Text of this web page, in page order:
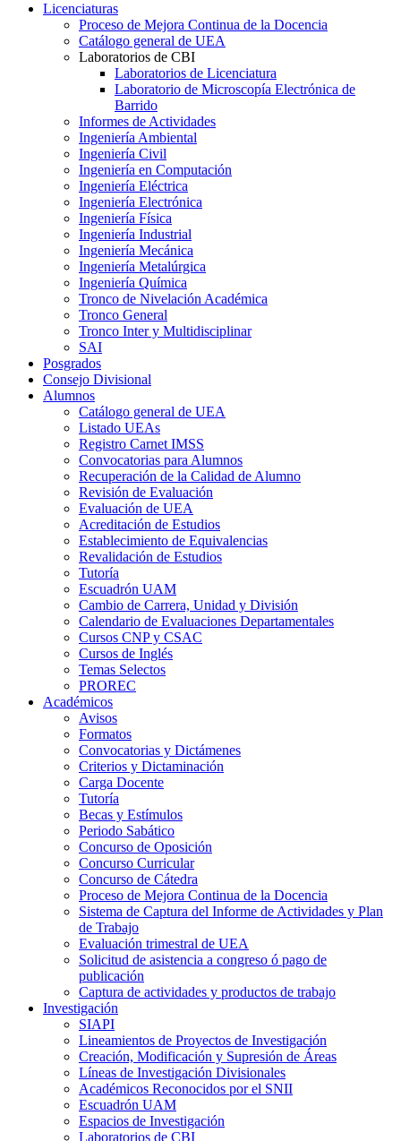
Licenciaturas
Proceso de Mejora Continua de la Docencia
Catálogo general de UEA
Laboratorios de CBI
Laboratorios de Licenciatura
Laboratorio de Microscopía Electrónica de
Barrido
Informes de Actividades
Ingeniería Ambiental
Ingeniería Civil
Ingeniería en Computación
Ingeniería Eléctrica
Ingeniería Electrónica
Ingeniería Física
Ingeniería Industrial
Ingeniería Mecánica
Ingeniería Metalúrgica
Ingeniería Química
Tronco de Nivelación Académica
Tronco General
Tronco Inter y Multidisciplinar
SAI
Posgrados
Consejo Divisional
Alumnos
Catálogo general de UEA
Listado UEAs
Registro Carnet IMSS
Convocatorias para Alumnos
Recuperación de la Calidad de Alumno
Revisión de Evaluación
Evaluación de UEA
Acreditación de Estudios
Establecimiento de Equivalencias
Revalidación de Estudios
Tutoría
Escuadrón UAM
Cambio de Carrera, Unidad y División
Calendario de Evaluaciones Departamentales
Cursos CNP y CSAC
Cursos de Inglés
Temas Selectos
PROREC
Académicos
Avisos
Formatos
Convocatorias y Dictámenes
Criterios y Dictaminación
Carga Docente
Tutoría
Becas y Estímulos
Periodo Sabático
Concurso de Oposición
Concurso Curricular
Concurso de Cátedra
Proceso de Mejora Continua de la Docencia
Sistema de Captura del Informe de Actividades y Plan
de Trabajo
Evaluación trimestral de UEA
Solicitud de asistencia a congreso ó pago de
publicación
Captura de actividades y productos de trabajo
Investigación
SIAPI
Lineamientos de Proyectos de Investigación
Creación, Modificación y Supresión de Áreas
Líneas de Investigación Divisionales
Académicos Reconocidos por el SNII
Escuadrón UAM
Espacios de Investigación
Laboratorios de CBI